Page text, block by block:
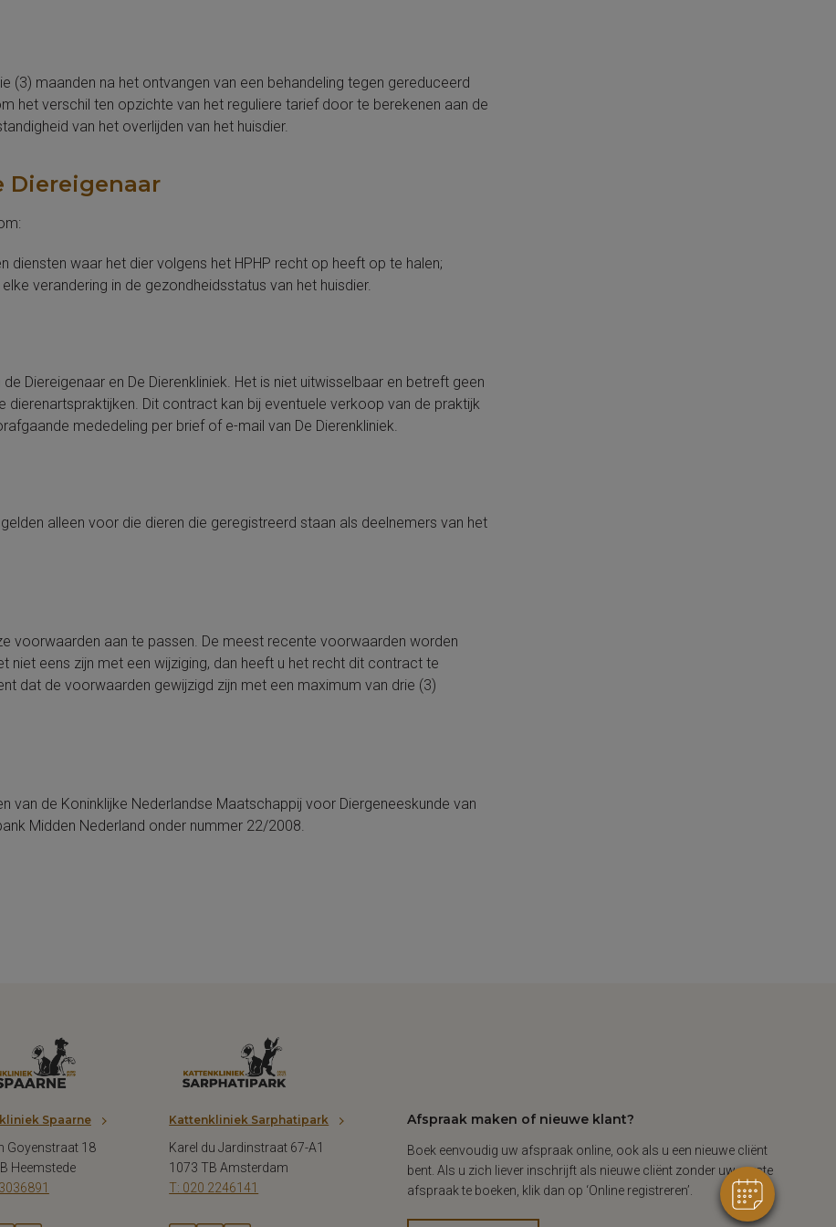
(3) maanden na het ontvangen van een behandeling tegen gereduceerd
het verschil ten opzichte van het reguliere tarief door te berekenen aan de
van het overlijden van het huisdier.
Diereigenaar
waar het dier volgens het HPHP recht op heeft op te halen;
verandering in de gezondheidsstatus van het huisdier.
Diereigenaar en De Dierenkliniek. Het is niet uitwisselbaar en betreft geen
Dit contract kan bij eventuele verkoop van de praktijk
mededeling per brief of e-mail van De Dierenkliniek.
alleen voor die dieren die geregistreerd staan als deelnemers van het
voorwaarden aan te passen. De meest recente voorwaarden worden
niet eens zijn met een wijziging, dan heeft u het recht dit contract te
dat de voorwaarden gewijzigd zijn met een maximum van drie (3)
van de Koninklijke Nederlandse Maatschappij voor Diergeneeskunde van
Midden Nederland onder nummer 22/2008.
Spaarne
Goyenstraat 18
Heemstede
Kattenkliniek Sarphatipark
Karel du Jardinstraat 67-A1
1073 TB Amsterdam
T: 020 2246141
Afspraak maken of nieuwe klant?
Boek eenvoudig uw afspraak online, ook als u een nieuwe cliënt
bent. Als u zich liever inschrijft als nieuwe cliënt zonder uw eerste
afspraak te boeken, klik dan op ‘Online registreren’.